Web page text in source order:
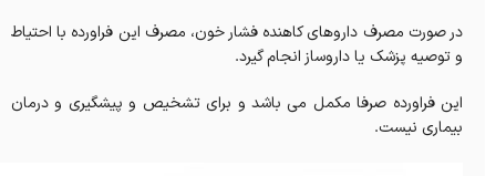
در صورت مصرف داروهای کاهنده فشار خون، مصرف این فراورده با احتیاط
و توصیه پزشک یا داروساز انجام گیرد.
این فراورده صرفا مکمل می باشد و برای تشخیص و پیشگیری و درمان
بیماری نیست.